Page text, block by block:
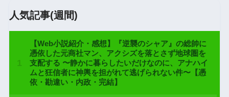
人気記事(週間)